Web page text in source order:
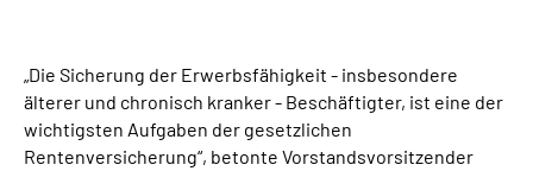
Inhalte in Gebärdensprache (DGS)
Leichte Sprache
„Die Sicherung der Erwerbsfähigkeit - insbesondere
älterer und chronisch kranker - Beschäftigter, ist eine der
wichtigsten Aufgaben der gesetzlichen
Rentenversicherung“, betonte Vorstandsvorsitzender